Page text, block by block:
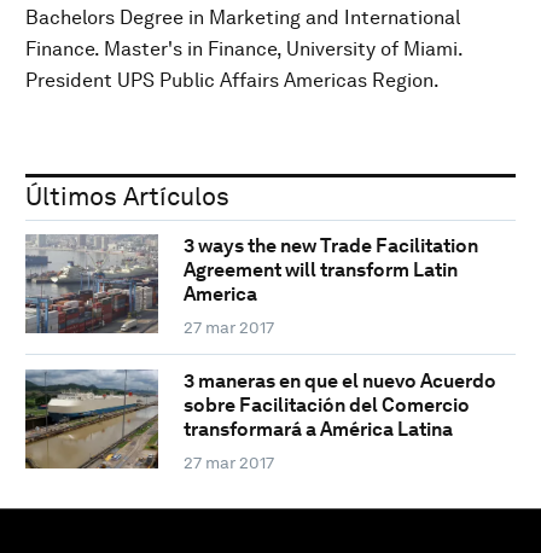
Bachelors Degree in Marketing and International
Finance. Master's in Finance, University of Miami.
President UPS Public Affairs Americas Region.
Últimos Artículos
3 ways the new Trade Facilitation
Agreement will transform Latin
America
27 mar 2017
3 maneras en que el nuevo Acuerdo
sobre Facilitación del Comercio
transformará a América Latina
27 mar 2017